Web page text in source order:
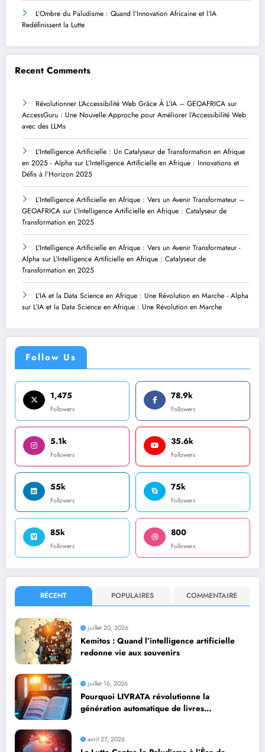
L’Ombre du Paludisme : Quand l’Innovation Africaine et l’IA
Redéfinissent la Lutte
Recent Comments
Révolutionner L’Accessibilité Web Grâce À L’IA – GEOAFRICA sur
AccessGuru : Une Nouvelle Approche pour Améliorer l’Accessibilité Web
avec des LLMs
L'Intelligence Artificielle : Un Catalyseur de Transformation en Afrique
en 2025 - Alpha sur L’Intelligence Artificielle en Afrique : Innovations et
Défis à l’Horizon 2025
L’Intelligence Artificielle en Afrique : Vers un Avenir Transformateur –
GEOAFRICA sur L’Intelligence Artificielle en Afrique : Catalyseur de
Transformation en 2025
L'Intelligence Artificielle en Afrique : Vers un Avenir Transformateur -
Alpha sur L’Intelligence Artificielle en Afrique : Catalyseur de
Transformation en 2025
L'IA et la Data Science en Afrique : Une Révolution en Marche - Alpha
sur L’IA et la Data Science en Afrique : Une Révolution en Marche
Follow Us
1,475
Followers
78.9k
Followers
5.1k
Followers
35.6k
Followers
55k
Followers
75k
Followers
85k
Followers
800
Followers
RÉCENT POPULAIRES COMMENTAIRE
juillet 20, 2026
Kemitos : Quand l’intelligence artificielle
redonne vie aux souvenirs
juillet 16, 2026
Pourquoi LIVRATA révolutionne la
génération automatique de livres
avril 27, 2026